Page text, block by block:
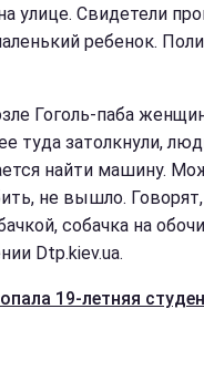
улице. Свидетели
ребенок.
Гоголь-паба
туда затолкнули,
найти машину.
не вышло.
собачка на
Dtp.kiev.ua.
19-летняя